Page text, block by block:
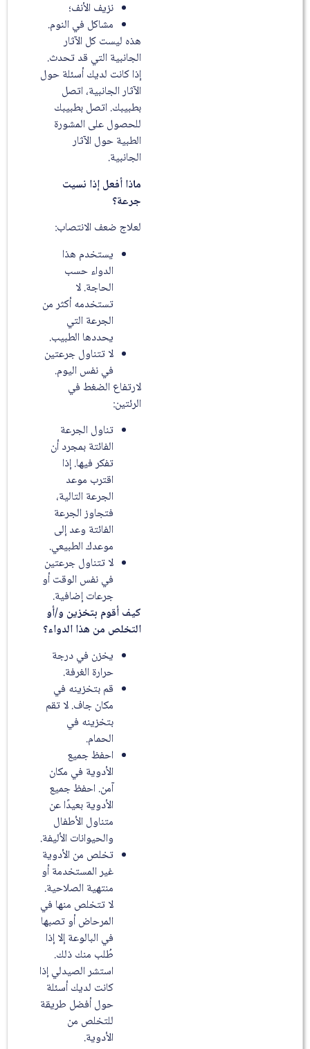
نزيف الأنف؛
مشاكل في النوم.
هذه ليست كل الآثار
الجانبية التي قد تحدث.
إذا كانت لديك أسئلة حول
الآثار الجانبية، اتصل
بطبيبك. اتصل بطبيبك
للحصول على المشورة
الطبية حول الآثار
الجانبية.
ماذا أفعل إذا نسيت
جرعة؟
لعلاج ضعف الانتصاب:
يستخدم هذا
الدواء حسب
الحاجة. لا
تستخدمه أكثر من
الجرعة التي
يحددها الطبيب.
لا تتناول جرعتين
في نفس اليوم.
لارتفاع الضغط في
الرئتين:
تناول الجرعة
الفائتة بمجرد أن
تفكر فيها. إذا
اقترب موعد
الجرعة التالية،
فتجاوز الجرعة
الفائتة وعد إلى
موعدك الطبيعي.
لا تتناول جرعتين
في نفس الوقت أو
جرعات إضافية.
كيف أقوم بتخزين و/أو
التخلص من هذا الدواء؟
يخزن في درجة
حرارة الغرفة.
قم بتخزينه في
مكان جاف. لا تقم
بتخزينه في
الحمام.
احفظ جميع
الأدوية في مكان
آمن. احفظ جميع
الأدوية بعيدًا عن
متناول الأطفال
والحيوانات الأليفة.
تخلص من الأدوية
غير المستخدمة أو
منتهية الصلاحية.
لا تتخلص منها في
المرحاض أو تصبها
في البالوعة إلا إذا
طُلب منك ذلك.
استشر الصيدلي إذا
كانت لديك أسئلة
حول أفضل طريقة
للتخلص من
الأدوية.